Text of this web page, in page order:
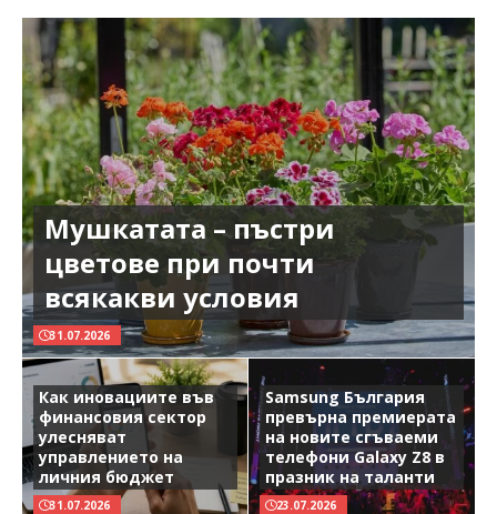
Мушкатата – пъстри
цветове при почти
всякакви условия
31.07.2026
Как иновациите във
финансовия сектор
улесняват
управлението на
личния бюджет
31.07.2026
Samsung България
превърна премиерата
на новите сгъваеми
телефони Galaxy Z8 в
празник на таланти
23.07.2026